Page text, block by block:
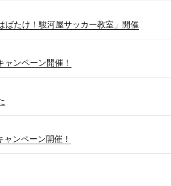
ばたけ！駿河屋サッカー教室」開催
ンペーン開催！
ンペーン開催！